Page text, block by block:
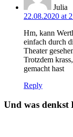
Julia
22.08.2020 at
Hm, kann
einfach durch
Theater
Trotzdem
gemacht hast
Reply
Und was denkst